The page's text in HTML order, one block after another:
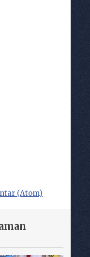
(Atom)